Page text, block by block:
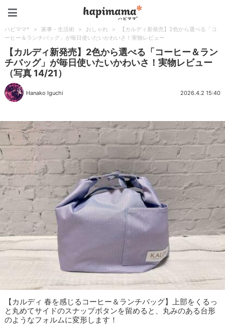
ハピママ* > 家事・生活術 > おしゃれ >
【カルディ新発売】2色から選べる「コ
ーヒー＆ランチバッグ」が毎日使いたいかわいさ！実物レビュー
【カルディ新発売】2色から選べる「コーヒー＆ラン
チバッグ」が毎日使いたいかわいさ！実物レビュー
（写真 14/21）
Hanako Iguchi 2026.4.2 15:40
【カルディ 春を感じるコーヒー＆ランチバッグ】上部をくるっ
と丸めてサイドのスナップボタンを留めると、丸みのある台形
のようなフォルムに変形します！